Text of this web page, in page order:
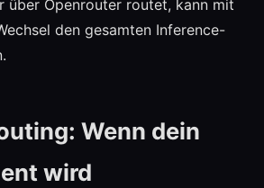
über Openrouter routet, kann mit
den gesamten Inference-
Wenn dein
wird